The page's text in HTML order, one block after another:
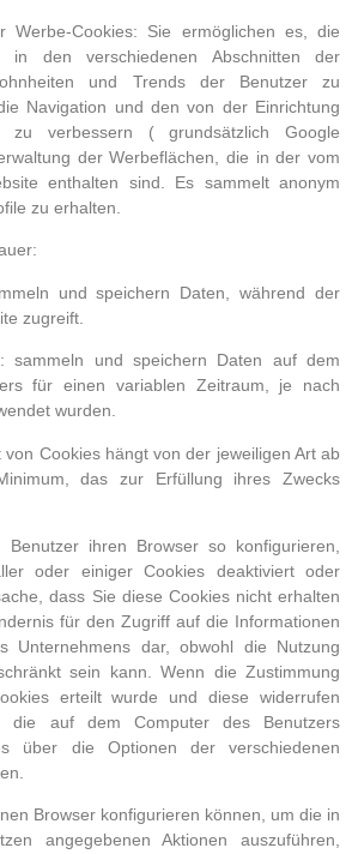
Cookies: Sie ermöglichen es, die
in den verschiedenen Abschnitten der
und Trends der Benutzer zu
Navigation und den von der Einrichtung
zu verbessern ( grundsätzlich Google
der Werbeflächen, die in der vom
enthalten sind. Es sammelt anonym
zu erhalten.
und speichern Daten, während der
zugreift.
sammeln und speichern Daten auf dem
für einen variablen Zeitraum, je nach
wurden.
von Cookies hängt von der jeweiligen Art ab
das zur Erfüllung ihres Zwecks
ihren Browser so konfigurieren,
oder einiger Cookies deaktiviert oder
dass Sie diese Cookies nicht erhalten
für den Zugriff auf die Informationen
Unternehmens dar, obwohl die Nutzung
sein kann. Wenn die Zustimmung
erteilt wurde und diese widerrufen
die auf dem Computer des Benutzers
über die Optionen der verschiedenen
Browser konfigurieren können, um die in
angegebenen Aktionen auszuführen,